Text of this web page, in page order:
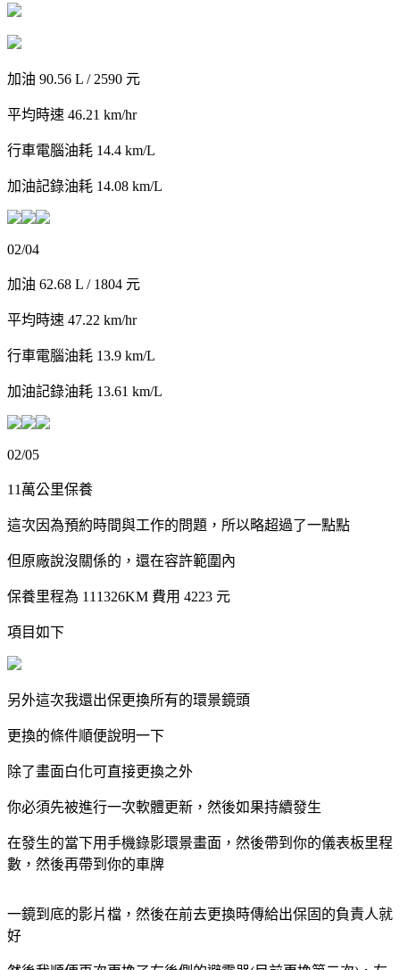
加油 90.56 L / 2590 元
平均時速 46.21 km/hr
行車電腦油耗 14.4 km/L
加油記錄油耗 14.08 km/L
02/04
加油 62.68 L / 1804 元
平均時速 47.22 km/hr
行車電腦油耗 13.9 km/L
加油記錄油耗 13.61 km/L
02/05
11萬公里保養
這次因為預約時間與工作的問題，所以略超過了一點點
但原廠說沒關係的，還在容許範圍內
保養里程為 111326KM 費用 4223 元
項目如下
另外這次我還出保更換所有的環景鏡頭
更換的條件順便說明一下
除了畫面白化可直接更換之外
你必須先被進行一次軟體更新，然後如果持續發生
在發生的當下用手機錄影環景畫面，然後帶到你的儀表板里程
數，然後再帶到你的車牌
一鏡到底的影片檔，然後在前去更換時傳給出保固的負責人就
好